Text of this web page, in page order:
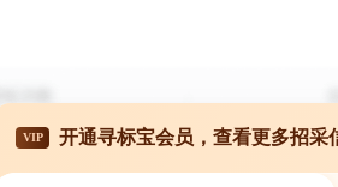
VIP 开通寻标宝会员，查看更多招采